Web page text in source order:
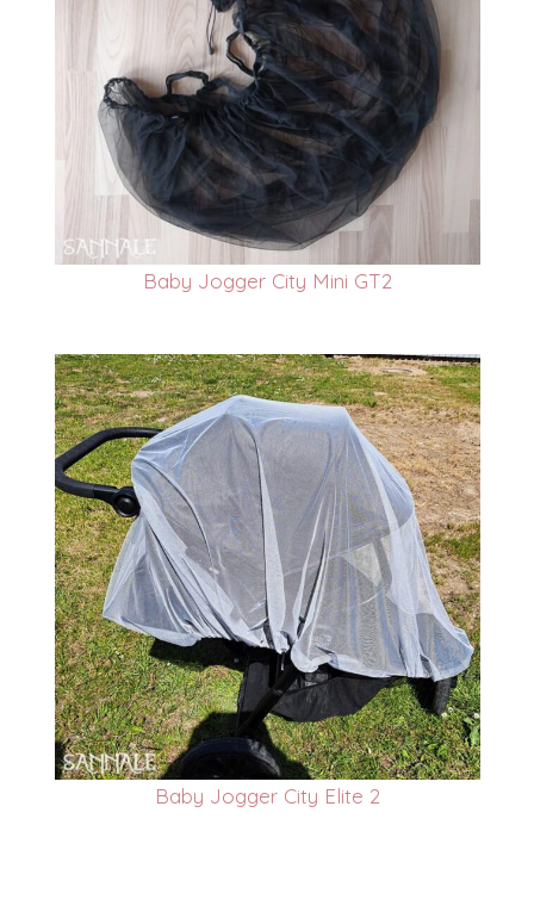
Baby Jogger City Mini GT2
Baby Jogger City Elite 2